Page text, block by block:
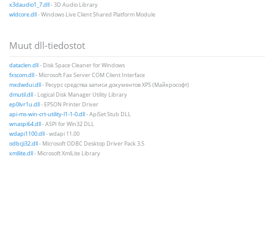
x3daudio1_7.dll- 3D Audio Library
wldcore.dll- Windows Live Client Shared Platform Module
Muut dll-tiedostot
dataclen.dll- Disk Space Cleaner for Windows
fxscom.dll- Microsoft Fax Server COM Client Interface
mxdwdui.dll- Ресурс средства записи документов XPS (Майкрософт)
dmutil.dll- Logical Disk Manager Utility Library
ep0lvr1u.dll- EPSON Printer Driver
api-ms-win-crt-utility-l1-1-0.dll- ApiSet Stub DLL
wnaspi64.dll- ASPI for Win32 DLL
wdapi1100.dll- wdapi 11.00
odbcji32.dll- Microsoft ODBC Desktop Driver Pack 3.5
xmllite.dll- Microsoft XmlLite Library